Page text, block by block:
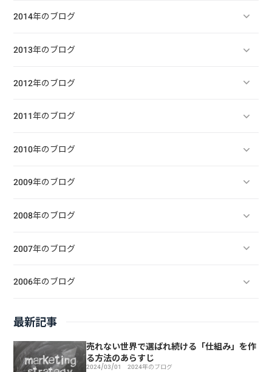
2014年のブログ
2013年のブログ
2012年のブログ
2011年のブログ
2010年のブログ
2009年のブログ
2008年のブログ
2007年のブログ
2006年のブログ
最新記事
売れない世界で選ばれ続ける「仕組み」を作
る方法のあらすじ
2024/03/01 2024年のブログ